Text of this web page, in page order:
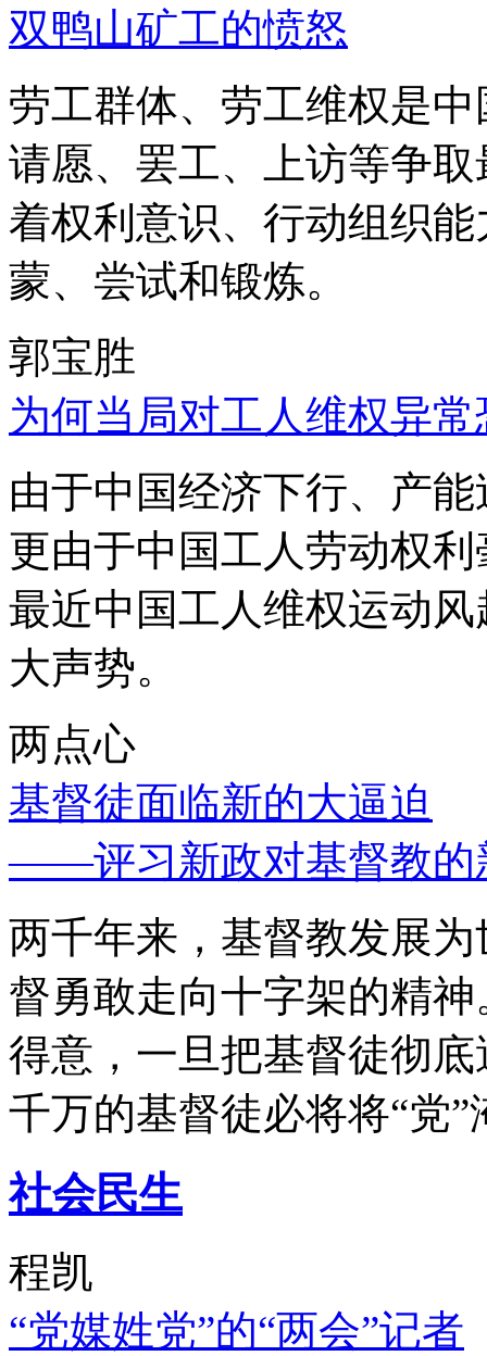
双鸭山矿工的愤怒
劳工群体、劳工维权是
请愿、罢工、上访等争
着权利意识、行动组织
蒙、尝试和锻炼。
郭宝胜
为何当局对工人维权异
由于中国经济下行、产
更由于中国工人劳动权
最近中国工人维权运动
大声势。
两点心
基督徒面临新的大逼迫
——评习新政对基督教的
两千年来，基督教发展
督勇敢走向十字架的精
得意，一旦把基督徒彻
千万的基督徒必将将“党”
社会民生
程凯
“党媒姓党”的“两会”记者